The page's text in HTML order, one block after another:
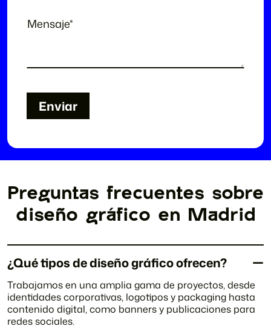
Enviar
Enviar
Preguntas frecuentes sobre
diseño gráfico en Madrid
¿Qué tipos de diseño gráfico ofrecen?
Trabajamos en una amplia gama de proyectos, desde
identidades corporativas, logotipos y packaging hasta
contenido digital, como banners y publicaciones para
redes sociales.